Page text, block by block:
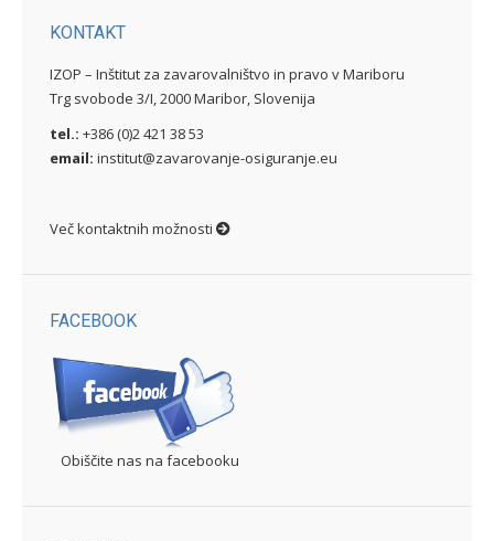
KONTAKT
IZOP – Inštitut za zavarovalništvo in pravo v Mariboru
Trg svobode 3/I, 2000 Maribor, Slovenija
tel.: +386 (0)2 421 38 53
email: institut@zavarovanje-osiguranje.eu
Več kontaktnih možnosti
FACEBOOK
Obiščite nas na facebooku